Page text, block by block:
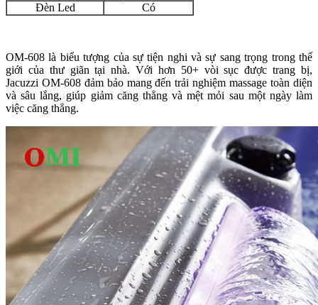
Đèn Led
Có
OM-608 là biểu tượng của sự tiện nghi và sự sang trọng trong thế
giới của thư giãn tại nhà. Với hơn 50+ vòi sục được trang bị,
Jacuzzi OM-608 đảm bảo mang đến trải nghiệm massage toàn diện
và sâu lắng, giúp giảm căng thẳng và mệt mỏi sau một ngày làm
việc căng thẳng.